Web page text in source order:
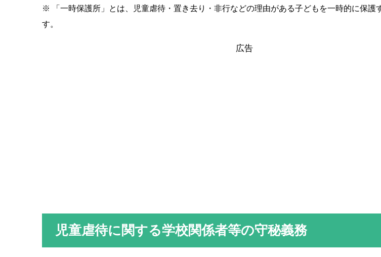
※ 「一時保護所」とは、児童虐待・置き去り・非行などの理由がある子どもを一時的に保護
す。
児童虐待に関する学校関係者等の守秘義務